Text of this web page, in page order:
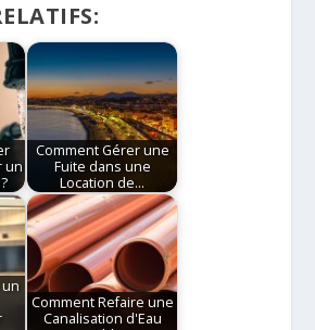
un
Comment Gérer une
Fuite dans une
Location de…
Comment Refaire une
Canalisation d'Eau